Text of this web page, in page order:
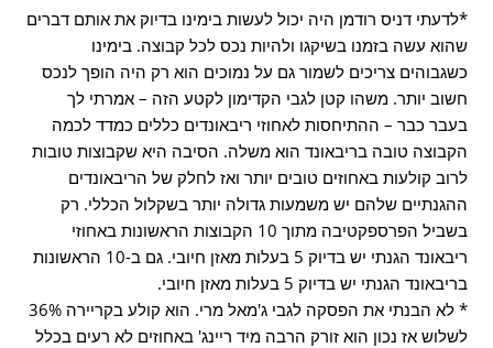
*לדעתי דניס רודמן היה יכול לעשות בימינו בדיוק את אותם דברים
שהוא עשה בזמנו בשיקגו ולהיות נכס לכל קבוצה. בימינו
כשגבוהים צריכים לשמור גם על נמוכים הוא רק היה הופך לנכס
חשוב יותר. משהו קטן לגבי הקדימון לקטע הזה – אמרתי לך
בעבר כבר – ההתיחסות לאחוזי ריבאונדים כללים כמדד לכמה
הקבוצה טובה בריבאונד הוא משלה. הסיבה היא שקבוצות טובות
לרוב קולעות באחוזים טובים יותר ואז לחלק של הריבאונדים
ההגנתיים שלהם יש משמעות גדולה יותר בשקלול הכללי. רק
בשביל הפרספקטיבה מתוך 10 הקבוצות הראשונות באחוזי
ריבאונד הגנתי יש בדיוק 5 בעלות מאזן חיובי. גם ב-10 הראשונות
בריבאונד הגנתי יש בדיוק 5 בעלות מאזן חיובי.
* לא הבנתי את הפסקה לגבי ג'מאל מרי. הוא קולע בקריירה 36%
לשלוש אז נכון הוא זורק הרבה מיד ריינג' באחוזים לא רעים בכלל